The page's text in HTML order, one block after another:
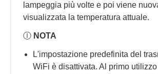
lampeggia più volte e poi viene
visualizzata la temperatura attuale.
Ⓘ NOTA
L'impostazione predefinita del
WiFi è disattivata. Al primo